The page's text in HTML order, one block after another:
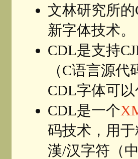
文林研究所
新字体技术。
CDL是支持
（C语言源
CDL字体可
CDL是一个
码技术，用
漢/汉字符（